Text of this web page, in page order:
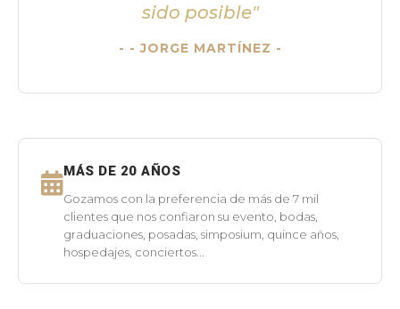
sido posible"
- JORGE MARTÍNEZ -
MÁS DE 20 AÑOS
Gozamos con la preferencia de más de 7 mil
clientes que nos confiaron su evento, bodas,
graduaciones, posadas, simposium, quince años,
hospedajes, conciertos...